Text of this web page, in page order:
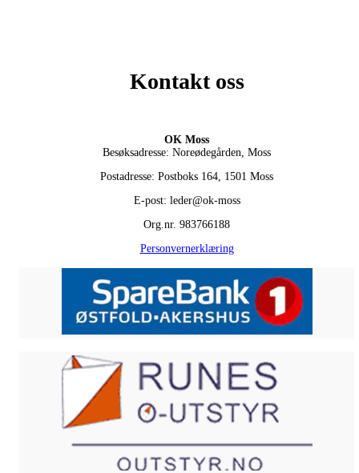
Kontakt oss
OK Moss
Besøksadresse: Noreødegården, Moss
Postadresse: Postboks 164, 1501 Moss
E-post: leder@ok-moss
Org.nr. 983766188
Personvernerklæring